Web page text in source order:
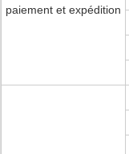
paiement et expédition